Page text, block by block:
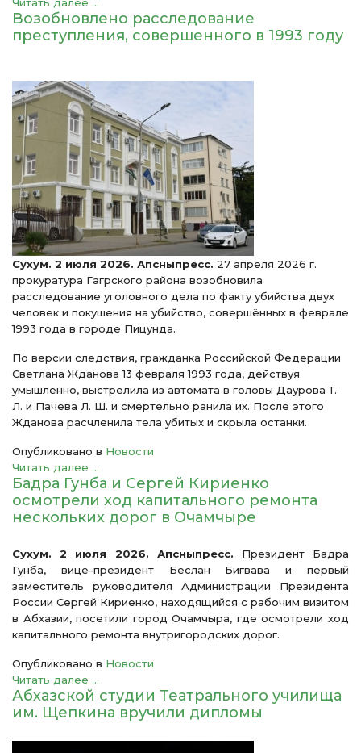
Возобновлено расследование
преступления, совершенного в 1993 году
Сухум. 2 июля 2026. Апсныпресс. 27 апреля 2026 г.
прокуратура Гагрского района возобновила
расследование уголовного дела по факту убийства двух
человек и покушения на убийство, совершённых в феврале
1993 года в городе Пицунда.
По версии следствия, гражданка Российской Федерации
Светлана Жданова 13 февраля 1993 года, действуя
умышленно, выстрелила из автомата в головы Даурова Т.
Л. и Пачева Л. Ш. и смертельно ранила их. После этого
Жданова расчленила тела убитых и скрыла останки.
Опубликовано в Новости
Читать далее ...
Бадра Гунба и Сергей Кириенко
осмотрели ход капитального ремонта
нескольких дорог в Очамчыре
Сухум. 2 июля 2026. Апсныпресс. Президент Бадра
Гунба, вице-президент Беслан Бигвава и первый
заместитель руководителя Администрации Президента
России Сергей Кириенко, находящийся с рабочим визитом
в Абхазии, посетили город Очамчыра, где осмотрели ход
капитального ремонта внутригородских дорог.
Опубликовано в Новости
Читать далее ...
Абхазской студии Театрального училища
им. Щепкина вручили дипломы